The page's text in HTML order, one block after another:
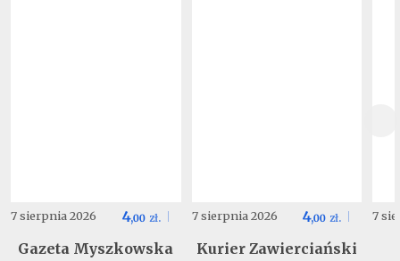
7 sierpnia 2026 4,00 zł.
Gazeta Myszkowska
7 sierpnia 2026 4,00 zł.
Kurier Zawierciański
7